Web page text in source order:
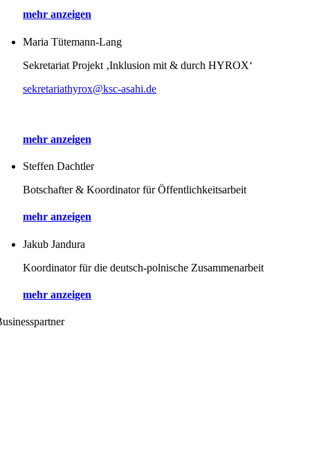
mehr anzeigen
Maria Tütemann-Lang
Sekretariat Projekt ‚Inklusion mit & durch HYROX‘
sekretariathyrox@ksc-asahi.de
mehr anzeigen
Steffen Dachtler
Botschafter & Koordinator für Öffentlichkeitsarbeit
mehr anzeigen
Jakub Jandura
Koordinator für die deutsch-polnische Zusammenarbeit
mehr anzeigen